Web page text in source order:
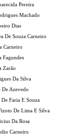
Pereira
Machado
Dias
De Souza Carneiro
Carneiro
Fagundes
Zarão
Da Silva
Azevedo
Faria E Souza
De Lima E Silva
Da Rosa
Carneiro